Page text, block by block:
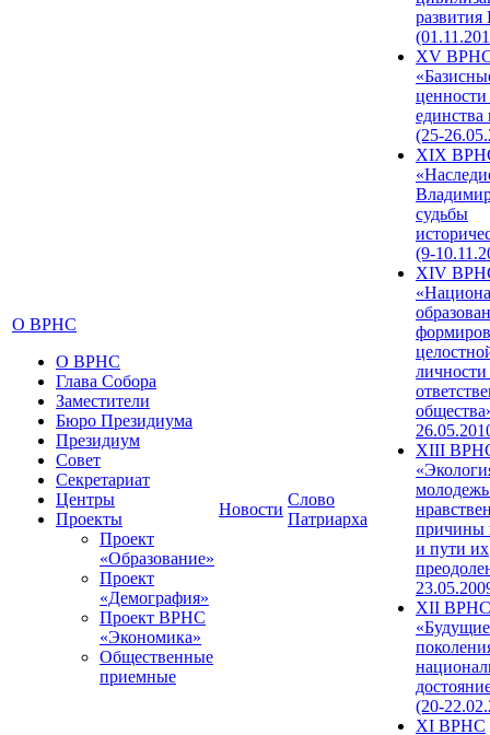
О ВРНС
О ВРНС
Глава Собора
Заместители
Бюро Президиума
Президиум
Совет
Секретариат
Центры
Проекты
Проект
«Образование»
Проект
«Демография»
Проект ВРНС
«Экономика»
Общественные
приемные
Новости
Слово
Патриарха
развития
XV
единства
(25-
XIX
судьбы
(9-
XIV
XIII
причины
и пути их
XII ВРНС
«Будущие
(20-
XI ВРНС